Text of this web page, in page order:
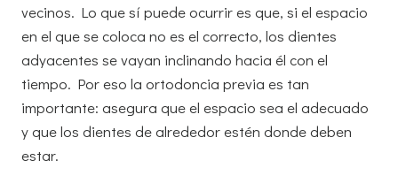
vecinos. Lo que sí puede ocurrir es que, si el espacio
en el que se coloca no es el correcto, los dientes
adyacentes se vayan inclinando hacia él con el
tiempo. Por eso la ortodoncia previa es tan
importante: asegura que el espacio sea el adecuado
y que los dientes de alrededor estén donde deben
estar.